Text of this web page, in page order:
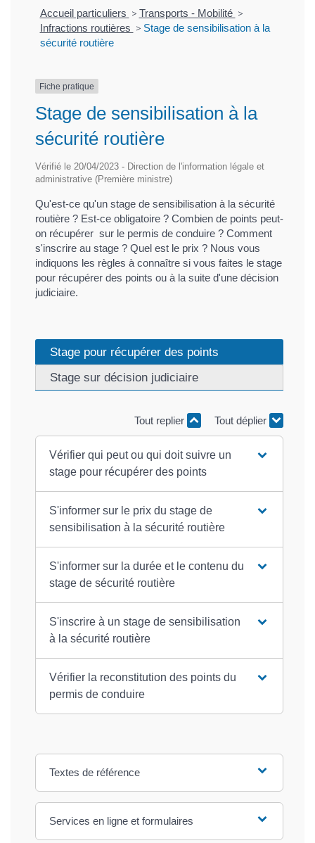
Accueil particuliers > Transports - Mobilité >
Infractions routières > Stage de sensibilisation à la
sécurité routière
Fiche pratique
Stage de sensibilisation à la
sécurité routière
Vérifié le 20/04/2023 - Direction de l'information légale et
administrative (Première ministre)
Qu'est-ce qu'un stage de sensibilisation à la sécurité
routière ? Est-ce obligatoire ? Combien de points peut-
on récupérer sur le permis de conduire ? Comment
s'inscrire au stage ? Quel est le prix ? Nous vous
indiquons les règles à connaître si vous faites le stage
pour récupérer des points ou à la suite d'une décision
judiciaire.
Stage pour récupérer des points
Stage sur décision judiciaire
Tout replier Tout déplier
Vérifier qui peut ou qui doit suivre un
stage pour récupérer des points
S'informer sur le prix du stage de
sensibilisation à la sécurité routière
S'informer sur la durée et le contenu du
stage de sécurité routière
S'inscrire à un stage de sensibilisation
à la sécurité routière
Vérifier la reconstitution des points du
permis de conduire
Textes de référence
Services en ligne et formulaires